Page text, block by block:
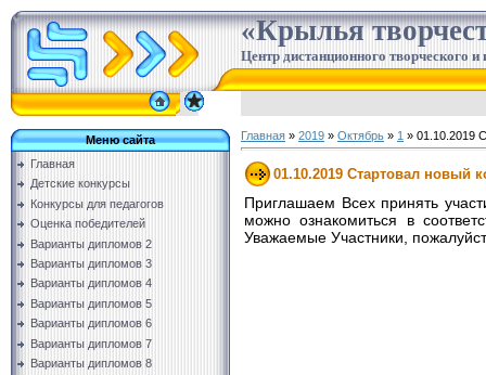
«Крылья
Центр дистанционного творческого и
Меню сайта
Главная
Детские конкурсы
Конкурсы для педагогов
Оценка победителей
Варианты дипломов 2
Варианты дипломов 3
Варианты дипломов 4
Варианты дипломов 5
Варианты дипломов 6
Варианты дипломов 7
Варианты дипломов 8
Главная » 2019 » Октябрь » 1 » 01.10.2019
01.10.2019 Стартовал новый
Приглашаем Всех принять
можно ознакомиться в
Уважаемые Участники,